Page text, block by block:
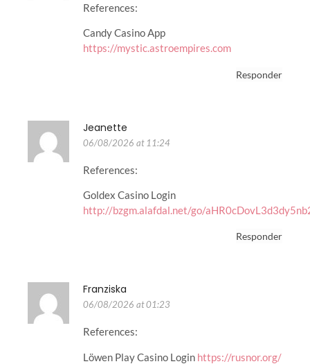
References:
Candy Casino App
https://mystic.astroempires.com
Responder
Jeanette
06/08/2026 at 11:24
References:
Goldex Casino Login
http://bzgm.alafdal.net/go/
Responder
Franziska
06/08/2026 at 01:23
References:
Löwen Play Casino Login https://rusnor.org/